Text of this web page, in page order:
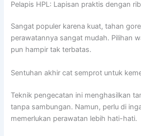
Pelapis HPL: Lapisan praktis dengan
Sangat populer karena kuat, tahan
perawatannya sangat mudah. Pilihan
pun hampir tak terbatas.
Sentuhan akhir cat semprot untuk
Teknik pengecatan ini menghasilkan
tanpa sambungan. Namun, perlu di
memerlukan perawatan lebih hati-hati.